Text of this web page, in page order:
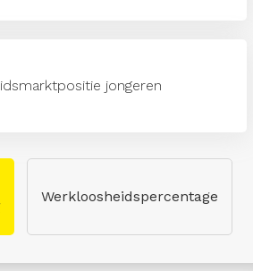
jongeren
Werkloosheidspercentage